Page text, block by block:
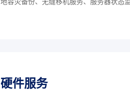
地容灾备份、无缝移机服务、服务器状态
硬件服务